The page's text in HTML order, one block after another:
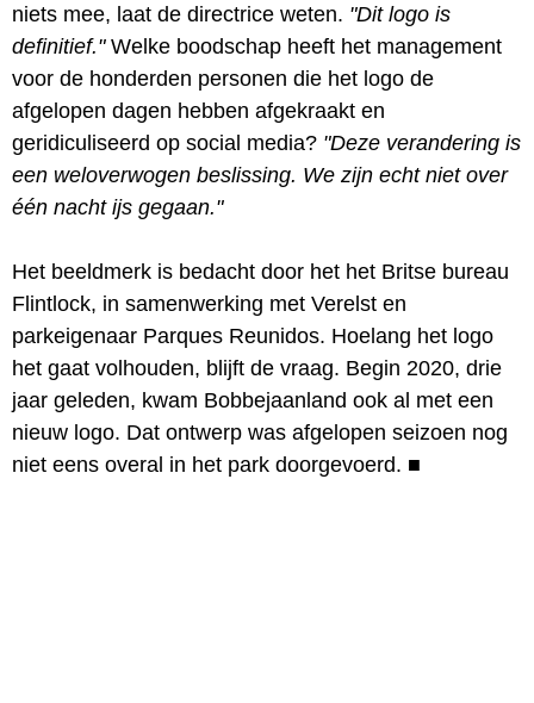
niets mee, laat de directrice weten. "Dit logo is
definitief."Welke boodschap heeft het management
voor de honderden personen die het logo de
afgelopen dagen hebben afgekraakt en
geridiculiseerd op social media? "Deze verandering is
een weloverwogen beslissing. We zijn echt niet over
één nacht ijs gegaan."
Het beeldmerk is bedacht door het het Britse bureau
Flintlock, in samenwerking met Verelst en
parkeigenaar Parques Reunidos. Hoelang het logo
het gaat volhouden, blijft de vraag. Begin 2020, drie
jaar geleden, kwam Bobbejaanland ook al met een
nieuw logo. Dat ontwerp was afgelopen seizoen nog
niet eens overal in het park doorgevoerd. ■